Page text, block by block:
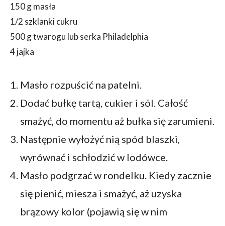
150 g masła
1/2 szklanki cukru
500 g twarogu lub serka Philadelphia
4 jajka
Masło rozpuścić na patelni.
Dodać bułkę tartą, cukier i sól. Całość
smażyć, do momentu aż bułka się zarumieni.
Następnie wyłożyć nią spód blaszki,
wyrównać i schłodzić w lodówce.
Masło podgrzać w rondelku. Kiedy zacznie
się pienić, miesza i smażyć, aż uzyska
brązowy kolor (pojawią się w nim